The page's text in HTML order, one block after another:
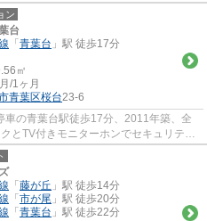
ターインター...
ン
台
「 青葉台 」駅 徒歩17分
㎡
/1ヶ月
青葉区桜台23-6
車の青葉台駅徒歩17分、2011年築、全
とTV付きモニターホンでセキュリティ
ッチン、追焚...
「 藤が丘 」駅 徒歩14分
「 市が尾 」駅 徒歩20分
「 青葉台 」駅 徒歩22分